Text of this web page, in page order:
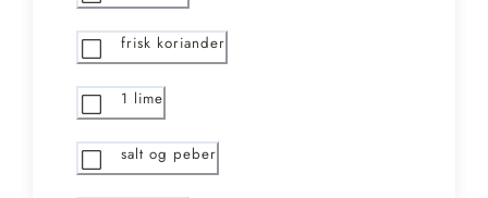
frisk koriander
1 lime
salt og peber